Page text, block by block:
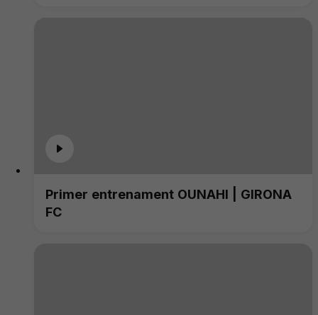
Primer entrenament OUNAHI | GIRONA
FC